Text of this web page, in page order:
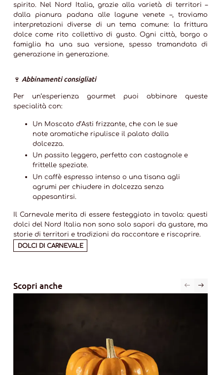
spirito. Nel Nord Italia, grazie alla varietà di territori –
dalla pianura padana alle lagune venete –, troviamo
interpretazioni diverse di un tema comune:
la frittura
dolce come rito collettivo di gusto. Ogni città, borgo o
famiglia ha una sua versione, spesso tramandata di
generazione in generazione.
🍷 Abbinamenti consigliati
Per un’esperienza gourmet puoi abbinare queste
specialità con:
Un Moscato d’Asti frizzante, che con le sue
note aromatiche ripulisce il palato dalla
dolcezza.
Un passito leggero, perfetto con castagnole e
frittelle speziate.
Uncaffè espresso intenso o unatisana agli
agrumi per chiudere in dolcezza senza
appesantirsi.
Il Carnevale merita di essere festeggiato in tavola: questi
dolci del Nord Italia non sono solo sapori da gustare, ma
storie di territori e tradizioni da raccontare e riscoprire.
DOLCI DI CARNEVALE
Scopri anche